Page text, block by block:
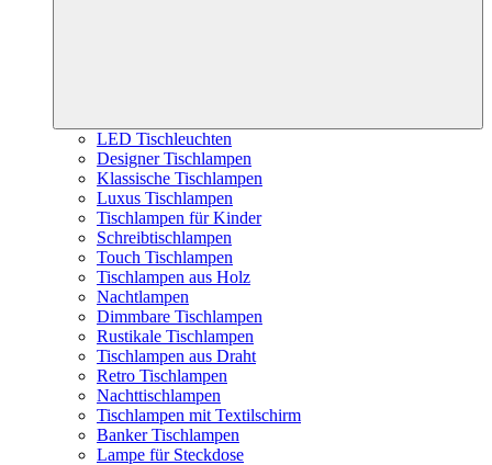
LED Tischleuchten
Designer Tischlampen
Klassische Tischlampen
Luxus Tischlampen
Tischlampen für Kinder
Schreibtischlampen
Touch Tischlampen
Tischlampen aus Holz
Nachtlampen
Dimmbare Tischlampen
Rustikale Tischlampen
Tischlampen aus Draht
Retro Tischlampen
Nachttischlampen
Tischlampen mit Textilschirm
Banker Tischlampen
Lampe für Steckdose